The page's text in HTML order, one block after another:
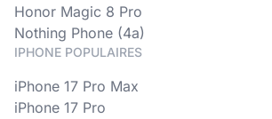
Honor Magic 8 Pro
Nothing Phone (4a)
IPHONE POPULAIRES
iPhone 17 Pro Max
iPhone 17 Pro